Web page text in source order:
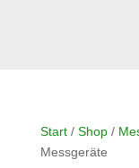
Start/ Shop/
Messgeräte